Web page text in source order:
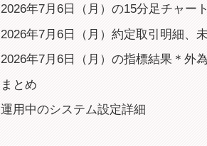
2026年7月6日（月）の15分足チャート
2026年7月6日（月）約定取引明細、
2026年7月6日（月）の指標結果＊外
まとめ
運用中のシステム設定詳細